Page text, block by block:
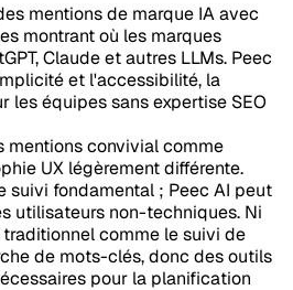
mentions de marque IA avec
montrant où les marques
Claude et autres LLMs. Peec
et l'accessibilité, la
les équipes sans expertise SEO
mentions convivial comme
UX légèrement différente.
suivi fondamental ; Peec AI peut
utilisateurs non-techniques. Ni
comme le suivi de
de mots-clés, donc des outils
pour la planification